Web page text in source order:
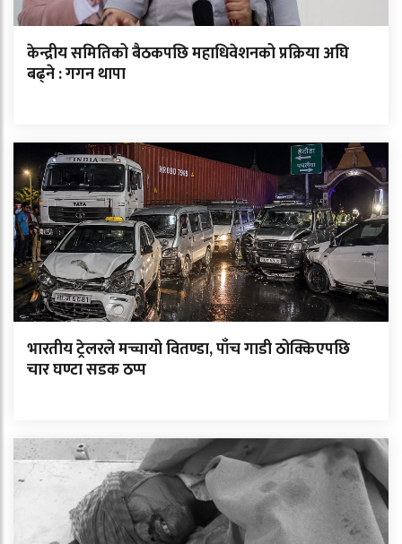
केन्द्रीय समितिको बैठकपछि महाधिवेशनको प्रक्रिया अघि
बढ्ने : गगन थापा
भारतीय ट्रेलरले मच्चायो वितण्डा, पाँच गाडी ठोक्किएपछि
चार घण्टा सडक ठप्प